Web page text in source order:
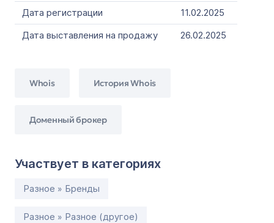
Дата регистрации
11.02.2025
Дата выставления на продажу
26.02.2025
Whois История Whois
Доменный брокер
Участвует в категориях
Разное » Бренды
Разное » Разное (другое)